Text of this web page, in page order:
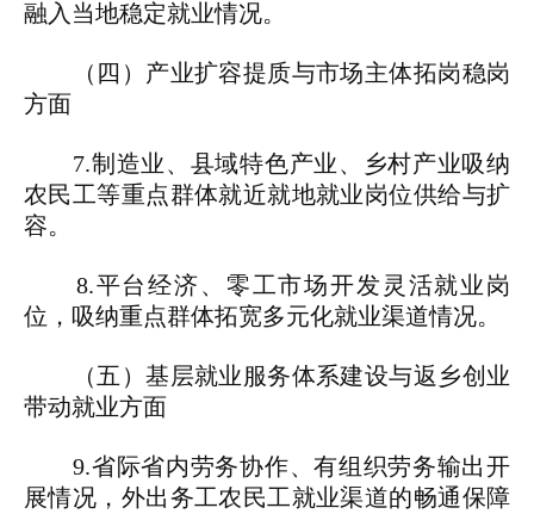
融入当地稳定就业情况。
（四）产业扩容提质与市场主体拓岗稳岗
方面
7.制造业、县域特色产业、乡村产业吸纳
农民工等重点群体就近就地就业岗位供给与扩
容。
8.平台经济、零工市场开发灵活就业岗
位，吸纳重点群体拓宽多元化就业渠道情况。
（五）基层就业服务体系建设与返乡创业
带动就业方面
9.省际省内劳务协作、有组织劳务输出开
展情况，外出务工农民工就业渠道的畅通保障